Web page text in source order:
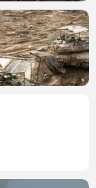
חדשות